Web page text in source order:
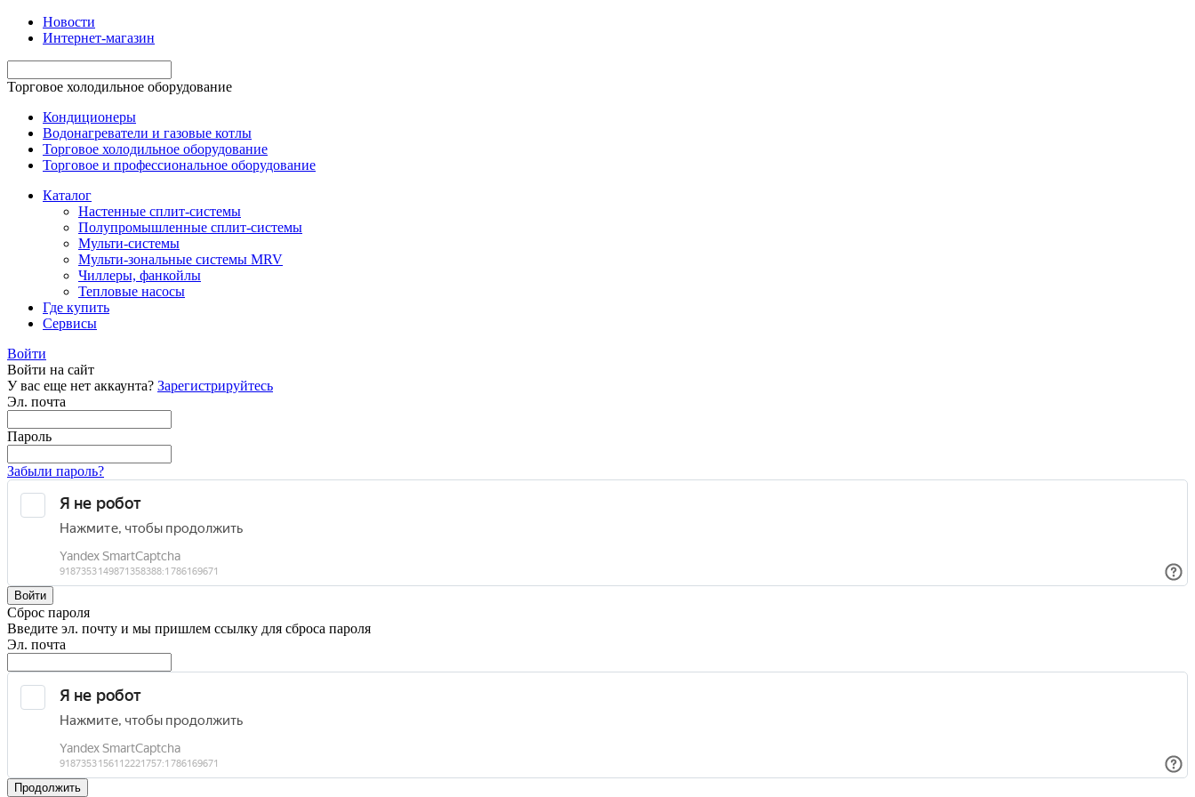
Новости
Интернет-магазин
Торговое холодильное оборудование
Кондиционеры
Водонагреватели и газовые котлы
Торговое холодильное оборудование
Торговое и профессиональное оборудование
Каталог
Настенные сплит-системы
Полупромышленные сплит-системы
Мульти-системы
Мульти-зональные системы MRV
Чиллеры, фанкойлы
Тепловые насосы
Где купить
Сервисы
Войти
Войти на сайт
У вас еще нет аккаунта? Зарегистрируйтесь
Эл. почта
Пароль
Забыли пароль?
Войти
Сброс пароля
Введите эл. почту и мы пришлем ссылку для сброса пароля
Эл. почта
Продолжить